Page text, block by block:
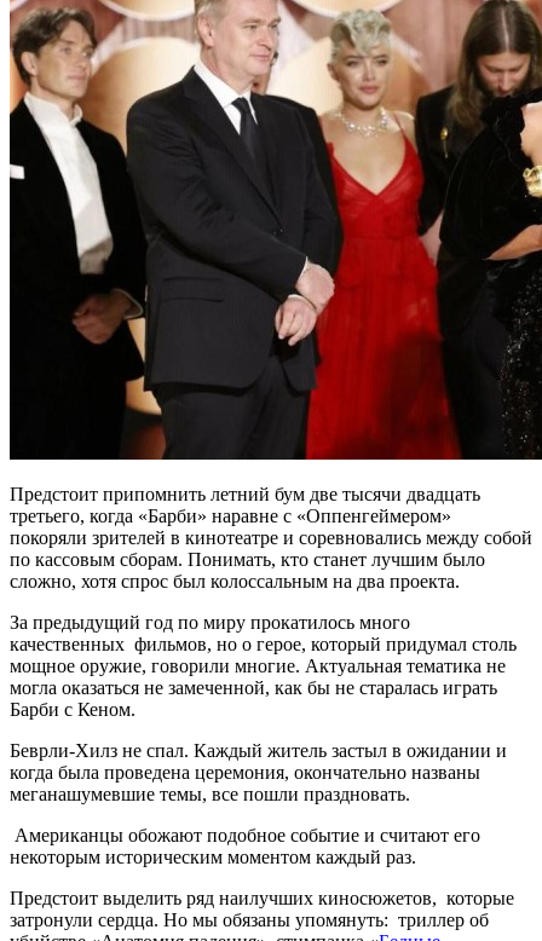
Предстоит припомнить летний бум две тысячи двадцать
третьего, когда «Барби» наравне с «Оппенгеймером»
покоряли зрителей в кинотеатре и соревновались между собой
по кассовым сборам. Понимать, кто станет лучшим было
сложно, хотя спрос был колоссальным на два проекта.
За предыдущий год по миру прокатилось много
качественных фильмов, но о герое, который придумал столь
мощное оружие, говорили многие. Актуальная тематика не
могла оказаться не замеченной, как бы не старалась играть
Барби с Кеном.
Беврли-Хилз не спал. Каждый житель застыл в ожидании и
когда была проведена церемония, окончательно названы
меганашумевшие темы, все пошли праздновать.
Американцы обожают подобное событие и считают его
некоторым историческим моментом каждый раз.
Предстоит выделить ряд наилучших киносюжетов, которые
затронули сердца. Но мы обязаны упомянуть: триллер об